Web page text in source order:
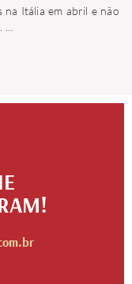
na Itália em abril e não